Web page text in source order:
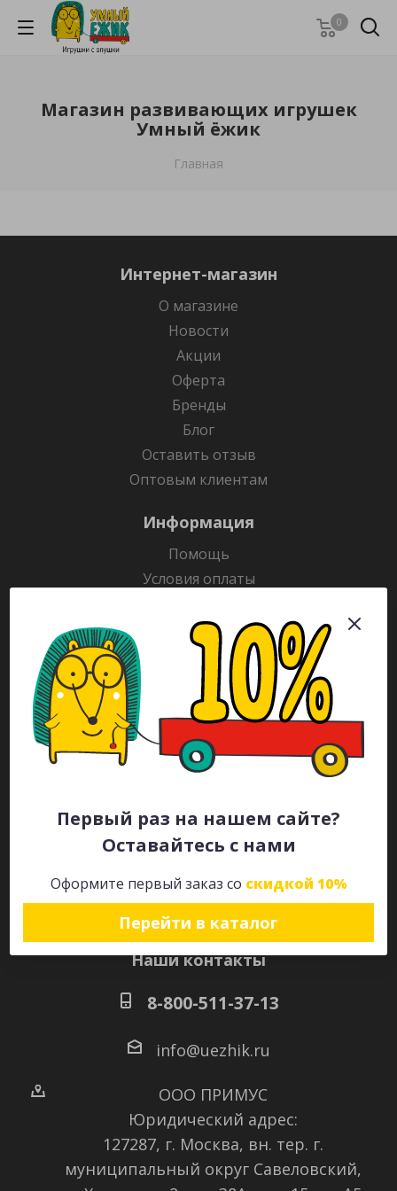
Первый раз на нашем сайте?
Оставайтесь с нами
Оформите первый заказ со скидкой 10%
Перейти в каталог
0
Магазин развивающих игрушек
Умный ёжик
Главная
Интернет-магазин
О магазине
Новости
Акции
Оферта
Бренды
Блог
Оставить отзыв
Оптовым клиентам
Информация
Помощь
Условия оплаты
Гарантия на товар
Раскраски
Рекламодателям
Каталог
Будьте всегда в курсе!
Наши контакты
8-800-511-37-13
info@uezhik.ru
ООО ПРИМУС
Юридический адрес:
127287, г. Москва, вн. тер. г.
муниципальный округ Савеловский,